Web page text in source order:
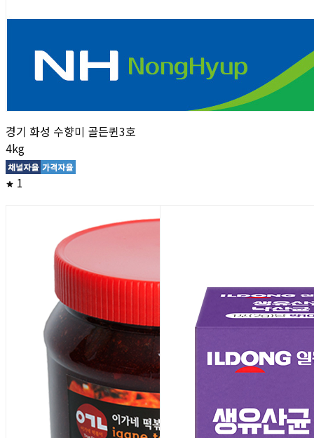
경기 화성 수향미 골든퀸3호
4kg
1